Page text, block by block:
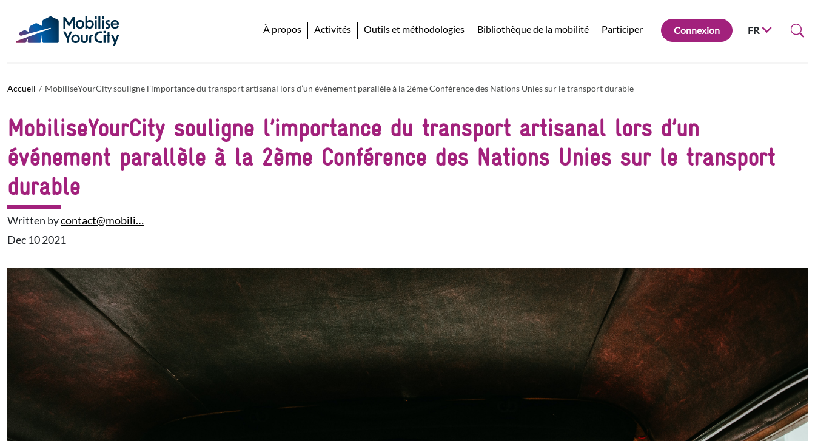
À propos Activités Outils et méthodologies Bibliothèque de la mobilité Participer Connexion FR
Accueil MobiliseYourCity souligne l’importance du transport artisanal lors d’un événement parallèle à la 2ème Conférence des Nations Unies sur le transport durable
MobiliseYourCity souligne l’importance du transport artisanal lors d’un
événement parallèle à la 2ème Conférence des Nations Unies sur le transport
durable
Written bycontact@mobili…
Dec 10 2021